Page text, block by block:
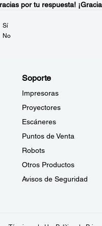
por tu respuesta!
Sí
No
Soporte
Impresoras
Proyectores
Escáneres
Puntos de Venta
Robots
Otros Productos
Avisos de Seguridad